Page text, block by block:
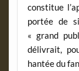
constitue
portée de
« grand
délivrait,
hantée du